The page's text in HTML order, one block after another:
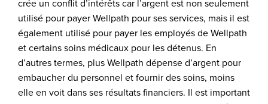
crée un conflit d’intérêts car l’argent est non seulement
utilisé pour payer Wellpath pour ses services, mais il est
également utilisé pour payer les employés de Wellpath
et certains soins médicaux pour les détenus. En
d’autres termes, plus Wellpath dépense d’argent pour
embaucher du personnel et fournir des soins, moins
elle en voit dans ses résultats financiers. Il est important